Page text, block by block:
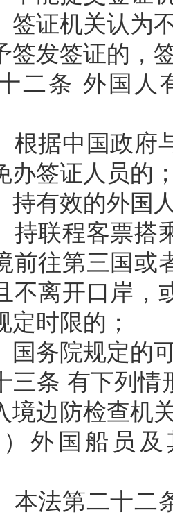
签证机关认为
签发签证的，
二条 外国人
根据中国政
办签证人员的
持有效的外国
持联程客票
前往第三国或
不离开口岸，
定时限的；
国务院规定的
三条 有下列情
境边防检查机
）外国船员
本法第二十